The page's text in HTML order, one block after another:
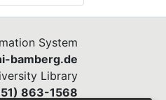
System
bamberg.de
Library
863-1568